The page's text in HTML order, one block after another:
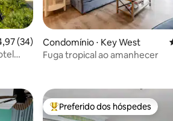
de uma avaliação média de 5, 34
(34)
Condomínio ⋅ Key West
Fuga tropical ao amanhecer
Entre os melhores preferidos
Preferido dos hóspedes